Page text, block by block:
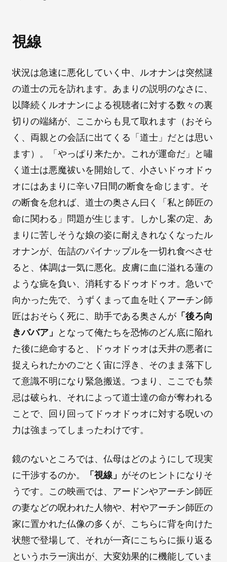
視線
状況は急速に悪化していく中、ルオナンは突然謎
の道士の元を訪れます。あまりの説明のなさに、
以降続くルオナンによる視聴者に対する数々の裏
切りの端緒が、ここからも見て取れます（おそら
く、両親との会話に出てくる「道士」だとは思い
ます）。「やっぱり来たか。これが運命だ」と嘯
く道士は悪魔祓いを開始して、小さいドゥオドゥ
オにはあまりに辛い7日間の断食を命じます。そ
の断食を怠れば、道士の奥さん曰く「私と師匠の
命に関わる」問題が生じます。しかし案の定、あ
まりに苦しそうな娘の姿に耐えきれなくなったル
オナンが、缶詰のパイナップルを一切れ食べさせ
ると、体調は一気に悪化。皮膚に血に溢れる蓮の
ような疵を負い、消耗するドゥオドゥオ。急いで
向かった先で、うずくまって血を吐くアーチン師
匠はおそらく死に、助手である奥さんが 「後ろ向
きババア」
となって俺たちを恐怖のどん底に陥れ
た後に絶命すると、ドゥオドゥオは天井の悪者に
捉えられたかのごとく宙に浮き、そのまま落下し
て意識不明になり緊急搬送。つまり、ここでも禁
忌は破られ、それによって道士達の命が奪われる
ことで、回り回ってドゥオドゥオに対する呪いの
力は強まってしまったわけです。
鏡のないところでは、仏母はどのようにして現実
に干渉するのか。
「視線」 がそのヒントになりそ
うです。この映画では、アードンやアーチン師匠
の妻などの呪われた人物や、村やアーチン師匠の
家に置かれた仏像の多くが、こちらに背を向けた
状態で登場して、それが一斉にこちらに振り返る
というホラー演出が、大変効果的に機能していま